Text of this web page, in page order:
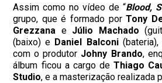
Assim como no vídeo de “Blood,
grupo, que é formado porTony
Grezzana e Júlio Machado
(baixo) e Daniel Balconi(bateria),
com o produtor Johny Brando,
álbum ficou a cargo deThiago
Studio, e a masterização realizada